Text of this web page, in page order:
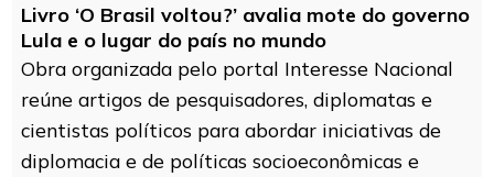
Livro ‘O Brasil voltou?’ avalia mote do governo
Lula e o lugar do país no mundo
Obra organizada pelo portal Interesse Nacional
reúne artigos de pesquisadores, diplomatas e
cientistas políticos para abordar iniciativas de
diplomacia e de políticas socioeconômicas e